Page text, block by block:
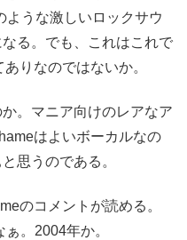
うな激しいロックサウ
る。でも、これはこれで
りなのではないか。
。マニア向けのレアなア
はよいボーカルなの
思うのである。
のコメントが読める。
。2004年か。